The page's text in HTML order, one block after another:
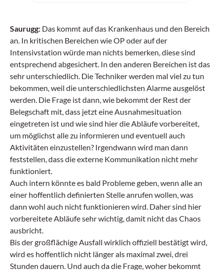
Saurugg: Das kommt auf das Krankenhaus und den Bereich
an. In kritischen Bereichen wie OP oder auf der
Intensivstation würde man nichts bemerken, diese sind
entsprechend abgesichert. In den anderen Bereichen ist das
sehr unterschiedlich. Die Techniker werden mal viel zu tun
bekommen, weil die unterschiedlichsten Alarme ausgelöst
werden. Die Frage ist dann, wie bekommt der Rest der
Belegschaft mit, dass jetzt eine Ausnahmesituation
eingetreten ist und wie sind hier die Abläufe vorbereitet,
um möglichst alle zu informieren und eventuell auch
Aktivitäten einzustellen? Irgendwann wird man dann
feststellen, dass die externe Kommunikation nicht mehr
funktioniert.
Auch intern könnte es bald Probleme geben, wenn alle an
einer hoffentlich definierten Stelle anrufen wollen, was
dann wohl auch nicht funktionieren wird. Daher sind hier
vorbereitete Abläufe sehr wichtig, damit nicht das Chaos
ausbricht.
Bis der großflächige Ausfall wirklich offiziell bestätigt wird,
wird es hoffentlich nicht länger als maximal zwei, drei
Stunden dauern. Und auch da die Frage, woher bekommt